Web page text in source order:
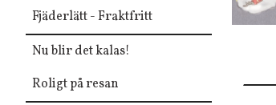
Fjäderlätt - Fraktfritt
Nu blir det kalas!
Roligt på resan